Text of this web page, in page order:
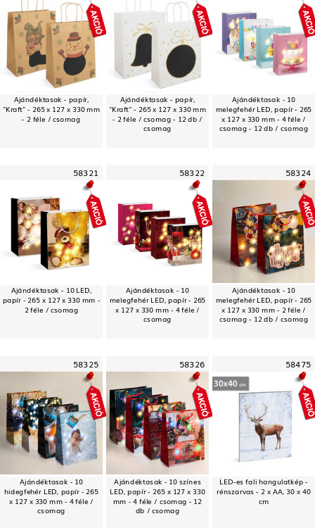
Ajándéktasak - papír,
"Kraft" - 265 x 127 x 330 mm
- 2 féle / csomag
Ajándéktasak - papír,
"Kraft" - 265 x 127 x 330 mm
- 2 féle / csomag - 12 db /
csomag
Ajándéktasak - 10
melegfehér LED, papír - 265
x 127 x 330 mm - 4 féle /
csomag - 12 db / csomag
58321
Ajándéktasak - 10 LED,
papír - 265 x 127 x 330 mm -
2 féle / csomag
58322
Ajándéktasak - 10
melegfehér LED, papír - 265
x 127 x 330 mm - 4 féle /
csomag
58324
Ajándéktasak - 10
melegfehér LED, papír - 265
x 127 x 330 mm - 2 féle /
csomag - 12 db / csomag
58325
Ajándéktasak - 10
hidegfehér LED, papír - 265
x 127 x 330 mm - 4 féle /
csomag
58326
Ajándéktasak - 10 színes
LED, papír - 265 x 127 x 330
mm - 4 féle / csomag - 12
db / csomag
58475
LED-es fali hangulatkép -
rénszarvas - 2 x AA, 30 x 40
cm